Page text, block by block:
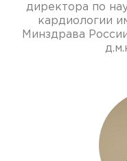
директора по
кардиологии
Минздрава